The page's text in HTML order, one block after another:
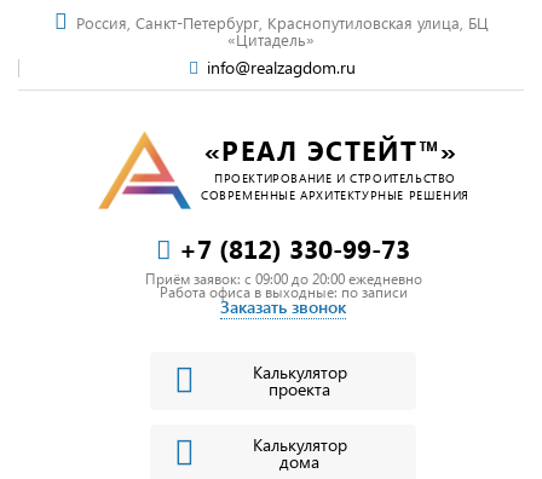
Россия, Санкт-Петербург, Краснопутиловская улица, БЦ
«Цитадель»
info@realzagdom.ru
«РЕАЛ ЭСТЕЙТ™»
ПРОЕКТИРОВАНИЕ И СТРОИТЕЛЬСТВО
СОВРЕМЕННЫЕ АРХИТЕКТУРНЫЕ РЕШЕНИЯ
+7 (812) 330-99-73
Приём заявок: c 09:00 до 20:00 ежедневно
Работа офиса в выходные: по записи
Заказать звонок
Калькулятор
проекта
Калькулятор
дома